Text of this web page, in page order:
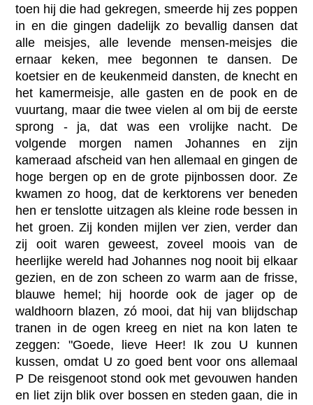
toen hij die had gekregen, smeerde hij zes poppen
in en die gingen dadelijk zo bevallig dansen dat
alle meisjes, alle levende mensen-meisjes die
ernaar keken, mee begonnen te dansen. De
koetsier en de keukenmeid dansten, de knecht en
het kamermeisje, alle gasten en de pook en de
vuurtang, maar die twee vielen al om bij de eerste
sprong - ja, dat was een vrolijke nacht. De
volgende morgen namen Johannes en zijn
kameraad afscheid van hen allemaal en gingen de
hoge bergen op en de grote pijnbossen door. Ze
kwamen zo hoog, dat de kerktorens ver beneden
hen er tenslotte uitzagen als kleine rode bessen in
het groen. Zij konden mijlen ver zien, verder dan
zij ooit waren geweest, zoveel moois van de
heerlijke wereld had Johannes nog nooit bij elkaar
gezien, en de zon scheen zo warm aan de frisse,
blauwe hemel; hij hoorde ook de jager op de
waldhoorn blazen, zó mooi, dat hij van blijdschap
tranen in de ogen kreeg en niet na kon laten te
zeggen: "Goede, lieve Heer! Ik zou U kunnen
kussen, omdat U zo goed bent voor ons allemaal
P De reisgenoot stond ook met gevouwen handen
en liet zijn blik over bossen en steden gaan, die in